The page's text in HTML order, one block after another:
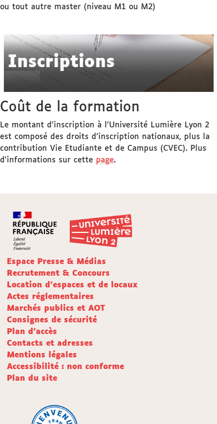
ou tout autre master (niveau M1 ou M2)
Inscriptions
Coût de la formation
Le montant d’inscription à l’Université Lumière Lyon 2
est composé des droits d’inscription nationaux, plus la
contribution Vie Etudiante et de Campus (CVEC). Plus
d'informations sur cette page.
Espace Presse & Médias
Recrutement & Concours
Location d'espaces et de locaux
Actes réglementaires
Marchés publics et AOT
Consignes de sécurité
Plan d'accès
Contacts et adresses
Mentions légales
Accessibilité : non conforme
Plan du site